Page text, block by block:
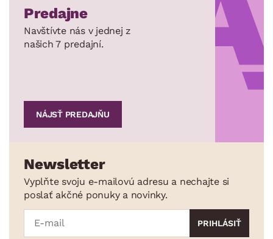
Predajne
Navštívte nás v jednej z
našich 7 predajní.
NÁJSŤ PREDAJŇU
Newsletter
Vyplňte svoju e-mailovú adresu a nechajte si
poslať akčné ponuky a novinky.